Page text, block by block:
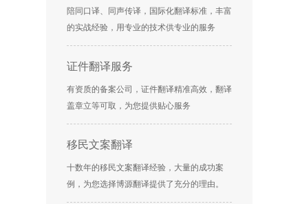
陪同口译、同声传译，国际化翻译标准，丰富
的实战经验，用专业的技术供专业的服务
证件翻译服务
有资质的备案公司，证件翻译精准高效，翻译
盖章立等可取，为您提供贴心服务
移民文案翻译
十数年的移民文案翻译经验，大量的成功案
例，为您选择博源翻译提供了充分的理由。